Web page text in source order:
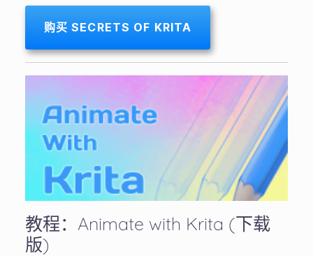
购买 SECRETS OF KRITA
教程：Animate with Krita (下载
版)